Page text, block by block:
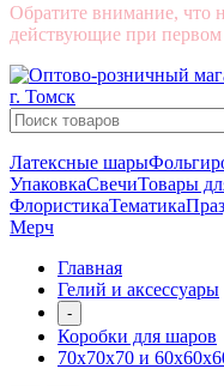
Обратите внимание, что
действующие при первом
Латексные шары
УпаковкаСвечиТовары
ФлористикаТематика
Мерч
Главная
Гелий и аксессуары
-
Коробки для шаров
70х70х70 и